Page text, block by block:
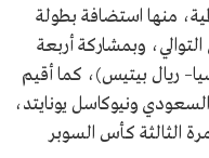
منها استضافة بطولة
وبمشاركة أربعة
ريال بيتيس)، كما أقيم
ونيوكاسل يونايتد،
الثالثة كأس السوبر